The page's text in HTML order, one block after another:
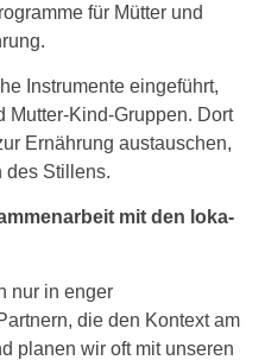
für Mütter und
Instrumente ein­ge­führt,
Mutter-Kind-Gruppen. Dort
Ernährung aus­tau­schen,
des Stillens.
mit den loka­
nur in enger
die den Kontext am
pla­nen wir oft mit unse­ren